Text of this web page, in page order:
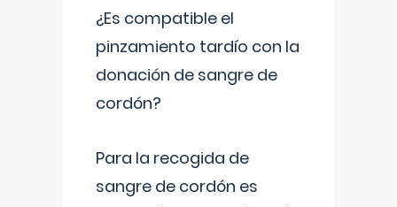
¿Es compatible el
pinzamiento tardío con la
donación de sangre de
cordón?
Para la recogida de
sangre de cordón es